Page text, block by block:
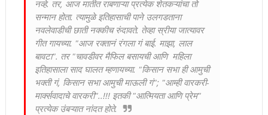
नव्हे. तर, आज मातीत राबणाऱ्या प्रत्येक शेतकऱ्यांचा तो
सन्मान होता. त्यामुळे इतिहासाची पाने उलगडताना
नवलेवाडीची छाती नक्कीच रुंदावते. तेव्हा स्रीया जात्यावर
गीत गायच्या. "आज रक्तानं रंगला गं बाई. माझा, लाल
बावटा". तर "चावडीवर मैफिल बसायची आणि महिला
इतिहासाला साद घालत म्हणायच्या. "किसान सभा ही आमुची
भक्ती गं, किसान सभा आमुची माऊली गं"; "आम्ही वारकरी-
मार्क्सवादाचे वारकरी"..!!! इतकी "आत्मियता आणि प्रेम"
प्रत्येक उंबऱ्यात नांदत होते.